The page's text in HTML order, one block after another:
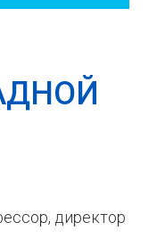
директор